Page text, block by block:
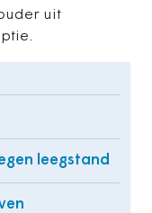
uit
leegstand